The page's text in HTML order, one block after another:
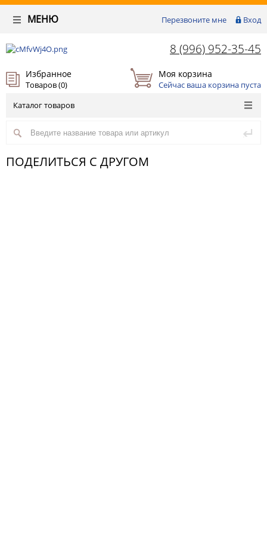
Перезвоните мне Вход
МЕНЮ
8 (996) 952-35-45
Избранное
Товаров (0)
Моя корзина
Сейчас ваша корзина пуста
Каталог товаров
ПОДЕЛИТЬСЯ С ДРУГОМ